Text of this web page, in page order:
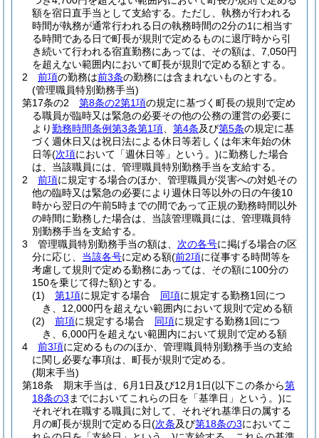
額を宿日直手当として支給する。 ただし、執務が行われる
時間が執務が通常行われる日の執務時間の2分の1に相当す
る時間である日で町長が規則で定めるものに退庁時から引
き続いて行われる宿直勤務にあっては、その額は、7,050円
を超えない範囲内において町長が規則で定める額とする。
2
前項の勤務は前3条の勤務には含まれないものとする。
(管理職員特別勤務手当)
第17条の2
第8条の2第1項の規定に基づく町長の規則で定め
る職員が臨時又は緊急の必要その他の公務の運営の必要に
より勤務時間条例第3条第1項 第4条及び第5条の規定に基
づく週休日又は祝日法による休日等若しくは年末年始の休
日等(次項において「週休日等」という。)に勤務した場合
は、当該職員には、管理職員特別勤務手当を支給する。
2
前項に規定する場合のほか、管理職員が災害への対処その
他の臨時又は緊急の必要により週休日等以外の日の午後10
時から翌日の午前5時までの間であって正規の勤務時間以外
の時間に勤務した場合は、当該管理職員には、管理職員特
別勤務手当を支給する。
3
管理職員特別勤務手当の額は、 次の各号に掲げる場合の区
分に応じ、 当該各号に定める額(前2項に従事する時間等を
考慮して規則で定める勤務にあっては、その額に100分の
150を乗じて得た額)とする。
(1)
第1項に規定する場合 同項に規定する勤務1回につ
き、12,000円を超えない範囲内において規則で定める額
(2)
前項に規定する場合 同項に規定する勤務1回につ
き、6,000円を超えない範囲内において規則で定める額
4
前3項に定めるもののほか、管理職員特別勤務手当の支給
に関し必要な事項は、町長が規則で定める。
(期末手当)
第18条
期末手当は、6月1日及び12月1日(以下この条から第
18条の3 までにおいてこれらの日を「基準日」という。)に
それぞれ在職する職員に対して、それぞれ基準日の属する
月の町長が規則で定める日(次条及び第18条の3においてこ